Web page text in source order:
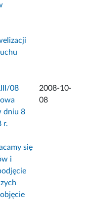
08
dniu 8
r.
się
i
2008-10-
08